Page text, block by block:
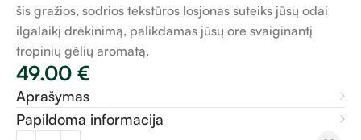
šis gražios, sodrios tekstūros losjonas suteiks jūsų odai
ilgalaikį drėkinimą, palikdamas jūsų ore svaiginantį
tropinių gėlių aromatą.
49.00 €
Aprašymas
Papildoma informacija